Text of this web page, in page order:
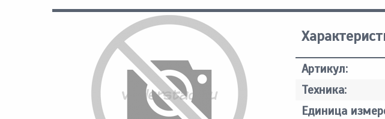
Артикул:
Техника:
Единица